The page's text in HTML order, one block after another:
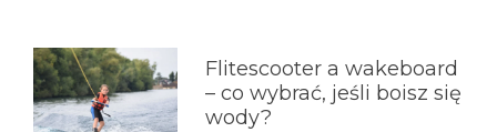
Flitescooter a wakeboard
– co wybrać, jeśli boisz się
wody?